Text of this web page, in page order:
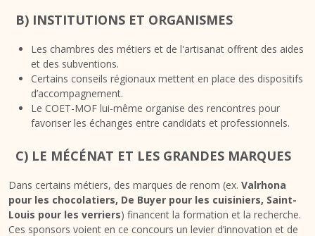
B) INSTITUTIONS ET ORGANISMES
Les chambres des métiers et de l'artisanat offrent des aides
et des subventions.
Certains conseils régionaux mettent en place des dispositifs
d’accompagnement.
Le COET-MOF lui-même organise des rencontres pour
favoriser les échanges entre candidats et professionnels.
C) LE MÉCÉNAT ET LES GRANDES MARQUES
Dans certains métiers, des marques de renom (ex. Valrhona
pour les chocolatiers, De Buyer pour les cuisiniers, Saint-
Louis pour les verriers) financent la formation et la recherche.
Ces sponsors voient en ce concours un levier d’innovation et de